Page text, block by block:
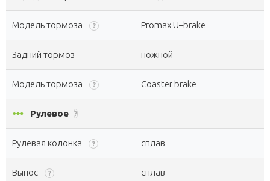
Модель тормоза ? Promax U–brake
Задний тормоз ножной
Модель тормоза ? Coaster brake
linear_scale Рулевое ? -
Рулевая колонка ? сплав
Вынос ? сплав